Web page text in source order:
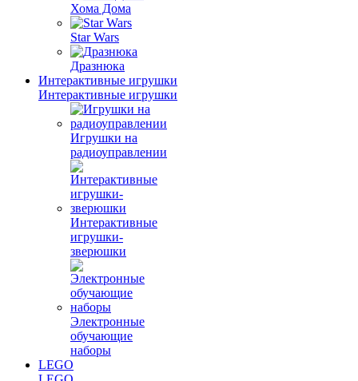
Хома Дома
Star Wars
Дразнюка
Интерактивные игрушки
Интерактивные игрушки
Игрушки на
радиоуправлении
Интерактивные
игрушки-
зверюшки
Электронные
обучающие
наборы
LEGO